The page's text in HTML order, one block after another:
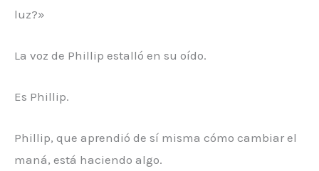
luz?»
La voz de Phillip estalló en su oído.
Es Phillip.
Phillip, que aprendió de sí misma cómo cambiar el
maná, está haciendo algo.